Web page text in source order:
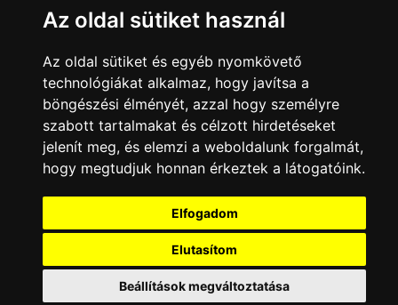
Az oldal sütiket használ
Az oldal sütiket és egyéb nyomkövető
technológiákat alkalmaz, hogy javítsa a
böngészési élményét, azzal hogy személyre
szabott tartalmakat és célzott hirdetéseket
jelenít meg, és elemzi a weboldalunk forgalmát,
hogy megtudjuk honnan érkeztek a látogatóink.
Elfogadom
Elutasítom
Beállítások megváltoztatása